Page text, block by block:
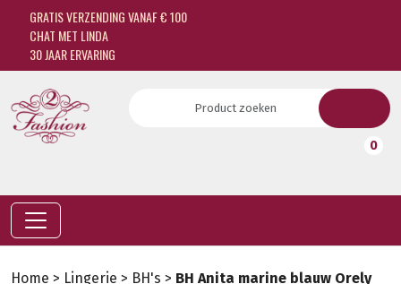
GRATIS VERZENDING VANAF € 100
CHAT MET LINDA
30 JAAR ERVARING
0
Home > Lingerie > BH's > BH Anita marine blauw Orely